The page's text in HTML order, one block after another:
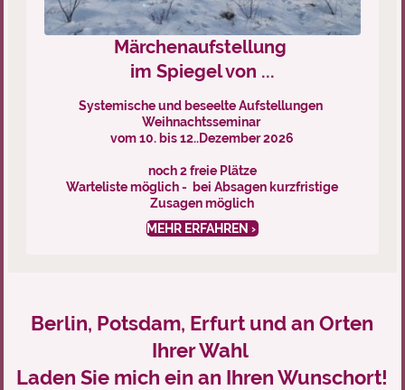
Märchenaufstellung
im Spiegel von ...
Systemische und beseelte Aufstellungen
Weihnachtsseminar
vom 10. bis 12..Dezember 2026
noch 2 freie Plätze
Warteliste möglich - bei Absagen kurzfristige
Zusagen möglich
MEHR ERFAHREN
Berlin, Potsdam, Erfurt und an Orten
Ihrer Wahl
Laden Sie mich ein an Ihren Wunschort!